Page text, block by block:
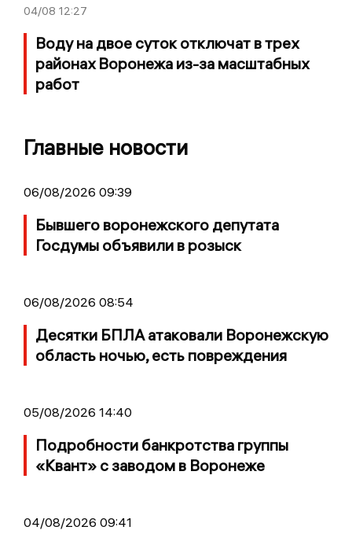
04/08 12:27
Воду на двое суток отключат в трех
районах Воронежа из-за масштабных
работ
Главные новости
06/08/2026 09:39
Бывшего воронежского депутата
Госдумы объявили в розыск
06/08/2026 08:54
Десятки БПЛА атаковали Воронежскую
область ночью, есть повреждения
05/08/2026 14:40
Подробности банкротства группы
«Квант» с заводом в Воронеже
04/08/2026 09:41